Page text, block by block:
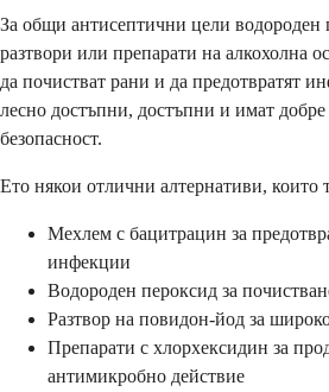
За общи антисептични цели водороден
разтвори или препарати на алкохолна
да почистват рани и да предотвратят
лесно достъпни, достъпни и имат
безопасност.
Ето някои отлични алтернативи, които
Мехлем с бацитрацин за
инфекции
Водороден пероксид за
Разтвор на повидон-йод за
Препарати с хлорхексидин за
антимикробно действие